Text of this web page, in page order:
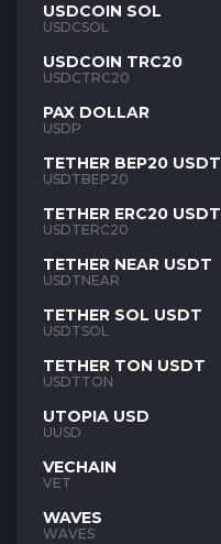
USDCOIN SOL
USDCSOL
USDCOIN TRC20
USDCTRC20
PAX DOLLAR
USDP
TETHER BEP20 USDT
USDTBEP20
TETHER ERC20 USDT
USDTERC20
TETHER NEAR USDT
USDTNEAR
TETHER SOL USDT
USDTSOL
TETHER TON USDT
USDTTON
UTOPIA USD
UUSD
VECHAIN
VET
WAVES
WAVES